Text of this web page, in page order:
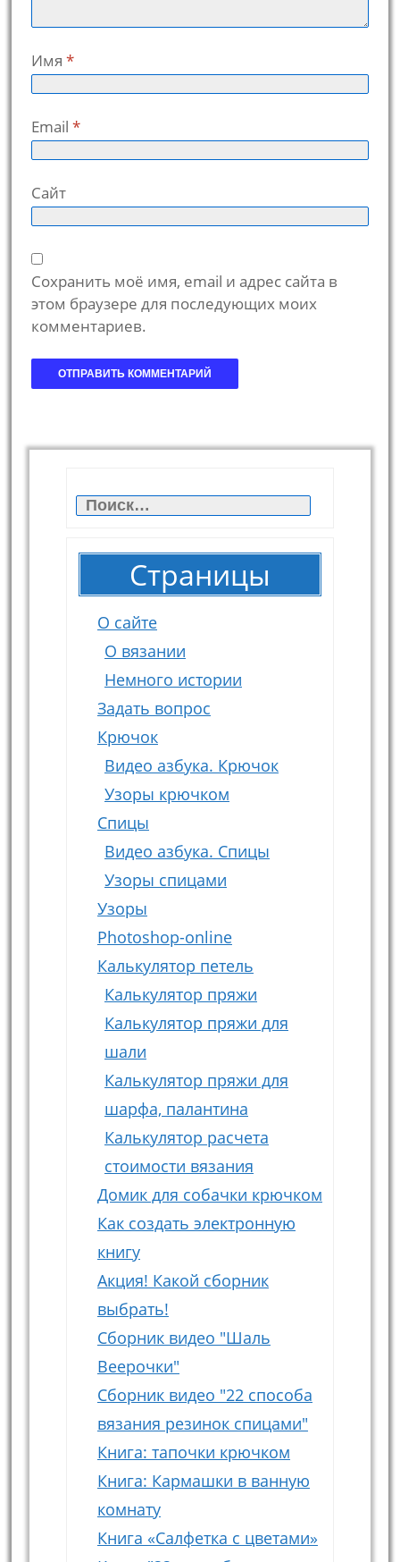
Имя *
Email *
Сайт
Сохранить моё имя, email и адрес сайта в
этом браузере для последующих моих
комментариев.
Найти:
Страницы
О сайте
О вязании
Немного истории
Задать вопрос
Крючок
Видео азбука. Крючок
Узоры крючком
Спицы
Видео азбука. Спицы
Узоры спицами
Узоры
Photoshop-online
Калькулятор петель
Калькулятор пряжи
Калькулятор пряжи для
шали
Калькулятор пряжи для
шарфа, палантина
Калькулятор расчета
стоимости вязания
Домик для собачки крючком
Как создать электронную
книгу
Акция! Какой сборник
выбрать!
Сборник видео "Шаль
Веерочки"
Сборник видео "22 способа
вязания резинок спицами"
Книга: тапочки крючком
Книга: Кармашки в ванную
комнату
Книга «Салфетка с цветами»